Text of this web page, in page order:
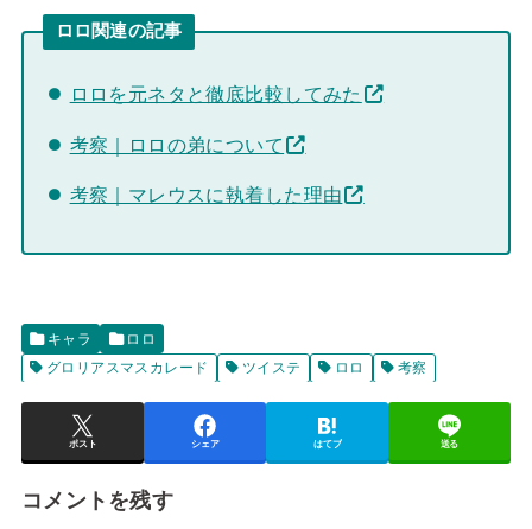
ロロ関連の記事
ロロを元ネタと徹底比較してみた
考察｜ロロの弟について
考察｜マレウスに執着した理由
キャラ
ロロ
グロリアスマスカレード
ツイステ ロロ 考察
ポスト シェア はてブ 送る
コメントを残す